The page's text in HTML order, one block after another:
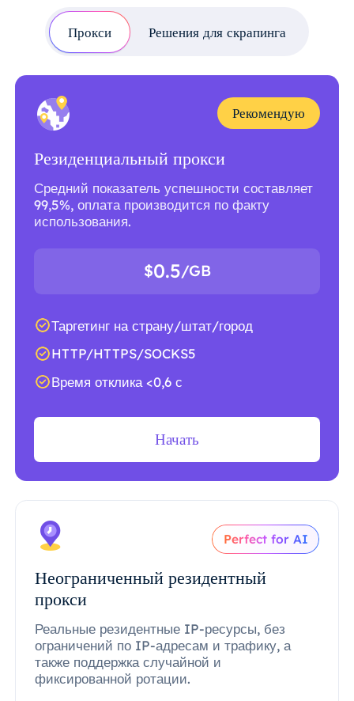
Прокси Решения для скрапинга
Рекомендую
Резиденциальный прокси
Средний показатель успешности составляет
99,5%, оплата производится по факту
использования.
$0.5/GB
Таргетинг на страну/штат/город
HTTP/HTTPS/SOCKS5
Время отклика <0,6 с
Начать
Perfect for AI
Неограниченный резидентный
прокси
Реальные резидентные IP-ресурсы, без
ограничений по IP-адресам и трафику, а
также поддержка случайной и
фиксированной ротации.